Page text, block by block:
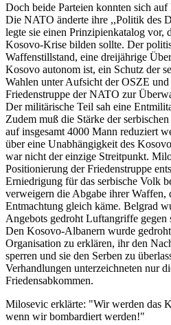
Doch beide Parteien konnten sich
Die NATO änderte ihre ,,Politik des
legte sie einen Prinzipienkatalog vor,
Kosovo-Krise bilden sollte. Der
Waffenstillstand, eine dreijährige
Kosovo autonom ist, ein Schutz der
Wahlen unter Aufsicht der OSZE
Friedenstruppe der NATO zur
Der militärische Teil sah eine
Zudem muß die Stärke der
auf insgesamt 4000 Mann reduziert
über eine Unabhängigkeit des
war nicht der einzige Streitpunkt.
Positionierung der Friedenstruppe
Erniedrigung für das serbische Volk
verweigern die Abgabe ihrer Waffen,
Entmachtung gleich käme. Belgrad
Angebots gedroht Luftangriffe gegen
Den Kosovo-Albanern wurde
Organisation zu erklären, ihr den
sperren und sie den Serben zu
Verhandlungen unterzeichneten nur
Friedensabkommen.
Milosevic erklärte: "Wir werden das
wenn wir bombardiert werden!"